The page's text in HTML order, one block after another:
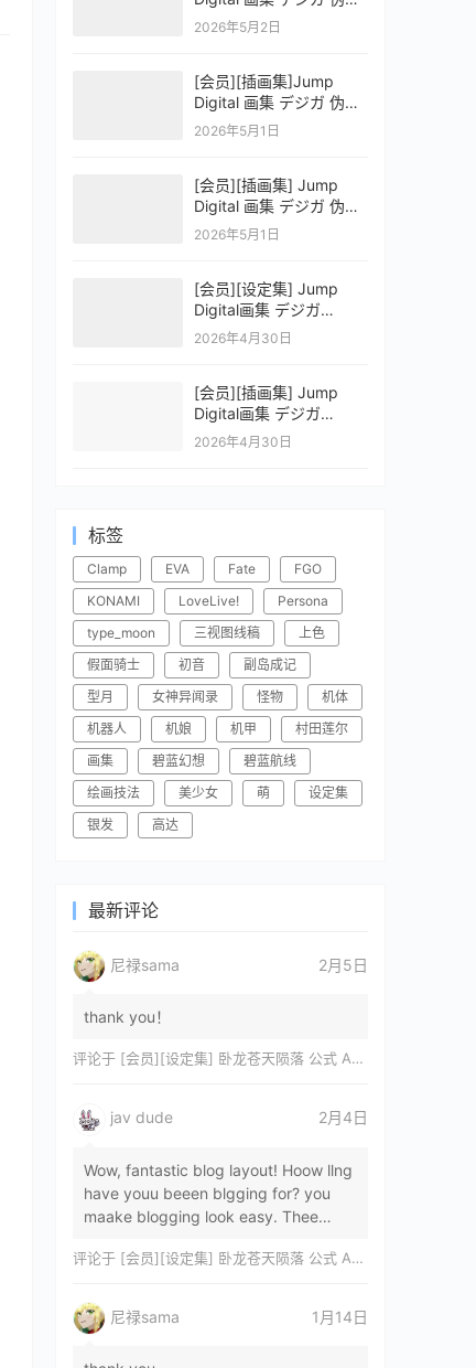
ニセコイ 3
2026年5月2日
[会员][插画集]Jump
Digital 画集 デジガ 伪恋
ニセコイ 2
2026年5月1日
[会员][插画集] Jump
Digital 画集 デジガ 伪恋
ニセコイ 1
2026年5月1日
[会员][设定集] Jump
Digital画集 デジガ
CLAYMORE 2
2026年4月30日
[会员][插画集] Jump
Digital画集 デジガ
CLAYMORE 1
2026年4月30日
标签
Clamp EVA Fate
FGO
KONAMI
LoveLive!
Persona
type_moon
三视图线稿
上色
假面骑士
初音
副岛成记
型月
女神异闻录 怪物
机体
机器人
机娘 机甲
村田莲尔
画集
碧蓝幻想
碧蓝航线
绘画技法
美少女 萌
设定集
银发
高达
最新评论
尼禄sama 2月5日
thank you！
评论于 [会员][设定集] 卧龙苍天陨落 公式 ARTWORKS[DL]
jav dude 2月4日
Wow, fantastic blog layout! Hoow llng
have youu beeen blgging for? you
maake blogging look easy. Thee
magnificent, let…
评论于 [会员][设定集] 卧龙苍天陨落 公式 ARTWORKS[DL]
尼禄sama 1月14日